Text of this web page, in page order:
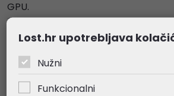
GPU.
**Grafičke specifikacije mogu se
CPU-a.
Audio
- 7.1 CH HD audio (Realtek ALC897
Lost.hr upotrebljava
Nužni
Funkcionalni